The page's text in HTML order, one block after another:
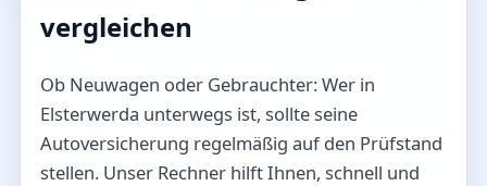
vergleichen
Ob Neuwagen oder Gebrauchter: Wer in
Elsterwerda unterwegs ist, sollte seine
Autoversicherung regelmäßig auf den Prüfstand
stellen. Unser Rechner hilft Ihnen, schnell und